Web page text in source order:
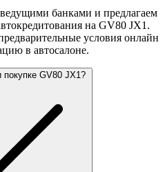
банками и предлагаем
на GV80 JX1.
условия онлайн
в автосалоне.
покупке GV80 JX1?